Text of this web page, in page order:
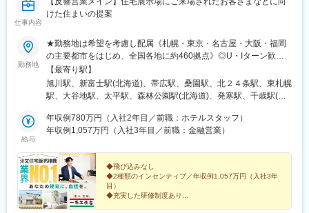
社駅、神戸駅(兵庫県)、神戸三宮駅(阪急・神戸高速)、元町駅(兵庫
県)、西元町駅、三宮駅(神戸新交通)、南公園駅、医療センター
岡県)、東比恵駅、大野城駅、春日駅(福岡県)、薬院駅、新札幌
駅、すすきの駅、西８丁目駅、西線６条駅、あおば通駅、比治山
橋駅、西川緑道公園駅、県庁通り駅、岡山駅、弥生駅、東中央町
駅、犬山遊園駅、南高崎駅、宇都宮駅東口駅、清原地区市民セン
ター前駅、牧志駅、中洲通駅、通町筋駅、慶徳校前駅、幡ケ谷
胡町駅、代々木公園駅、代々木駅、新宿駅(東京メトロ)、西新宿五
丁目駅、大手町駅(東京都)、日比谷駅、馬喰町駅、京成上野駅、汐
駅、平沼橋駅、日本大通り駅、黄金町駅、横須賀中央駅、市川真
間駅、新千葉駅、与野駅、宮原駅、大江橋駅、三条駅(京都府)、常
盤駅(京都府)、大宮駅(京都府)、旧居留地・大丸前駅、花隈駅、神
戸三宮駅(阪神)、中埠頭駅、春日野道駅(阪神線)、赤坂駅(福岡
県)、西小倉駅、旦過駅、狸小路駅、西線９条旭山公園通駅、勾当
城駅、高塚駅、京成幕張駅、一ツ木駅、西岐阜駅、東千葉駅、花
小金井駅、南久留米駅、荒井駅(宮城県)、安芸長束駅、春日井駅
足利駅、栂・美木多駅、笹貫駅、本郷台駅、小松駅、宮崎駅、大
門駅(愛知県)、小手指駅、赤塚駅、平田町駅、春日川駅、田中口
駅、三ツ境駅、東海学園前駅、西若松駅、五井駅、阿漕駅、高横
須賀駅、大元駅、静岡駅、霞ケ浦駅、矢部駅、牛久保駅、八幡駅
(静岡県)、柏の葉キャンパス駅、泉中央駅、卸町駅(宮城県)、愛甲
石田駅、つくば駅、古庄駅、三河安城駅、谷塚駅、足利市駅、富
沢駅、朝倉駅(愛知県)、大磯駅、佐伯区役所前駅、湘南深沢駅、播
磨高岡駅、君津駅、備前三門駅、足羽山公園口駅、西川田駅、宮
網干駅、衣笠駅、ひろせ野鳥の森駅、富士宮駅、野里駅、橋本駅
(福岡県)、金蔵寺駅、大師前駅、幸手駅、福工大前駅、幸駅、博多
南駅、尾張一宮駅、深谷駅、新瀬戸駅、日永駅、香川駅、志布志
駅、田尾寺駅、調布駅、雀宮駅、昭島駅、下永谷駅、井の頭公園
駅、下飯田駅、平塚駅、新居浜駅、南浦和駅、吉原本町駅、鴨宮
仕事内容
けた住まいの提案
勤務地
★勤務地は希望を考慮し配属《札幌・東京・名古屋・大阪・福岡
の主要都市をはじめ、全国各地に約460拠点》◎U・Iターン歓迎
◎マイカー通勤可※受動喫煙対策：あり（全事業所 屋内禁煙／屋
外喫煙場所あり）※Ｕ・Ｉターン支援あり／会社都合で引っ越しが
必要な場合は費用補助あり（規定あり）【下記は拠点一例です】※
【最寄り駅】
旭川駅、新富士駅(北海道)、帯広駅、桑園駅、北２４条駅、東札幌
駅、大谷地駅、太平駅、森林公園駅(北海道)、発寒駅、千歳駅(北
駅、小中野駅、岩手飯岡駅、盛岡駅、泉外旭川駅、秋田駅、横手
駅、山形駅、東金井駅、鶴岡駅、西袋駅、米沢駅、平野駅(福島
駅、新白河駅、湯本駅、会津若松駅、西那須野駅、宇都宮駅、東
武宇都宮駅、西川田駅、雀宮駅、小田林駅、県駅、新栃木駅、佐
野市駅、常陸多賀駅、阿字ケ浦駅、赤塚駅、偕楽園駅、古河駅、
研究学園駅、土浦駅、守谷駅、石原駅(埼玉県)、熊谷駅、北上尾
駅、本庄駅、久喜駅、花崎駅、東松山駅、新三郷駅、浦和駅、武
給与
年収例780万円（入社2年目／前職：ホテルスタッフ）
年収例1,057万円（入社3年目／前職：金融営業）
◆飛び込みなし
◆2種類のインセンティブ／年収例1,057万円（入社3年
目）
◆充実した研修制度あり